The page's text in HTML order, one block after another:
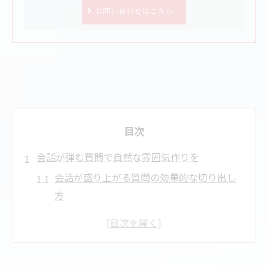
お問い合わせはこちら
目次
会話が弾む質問で自然な雰囲気作りを
会話が盛り上がる質問の効果的な切り出し
方
相手が答えやすい会話の質問ネタ選び